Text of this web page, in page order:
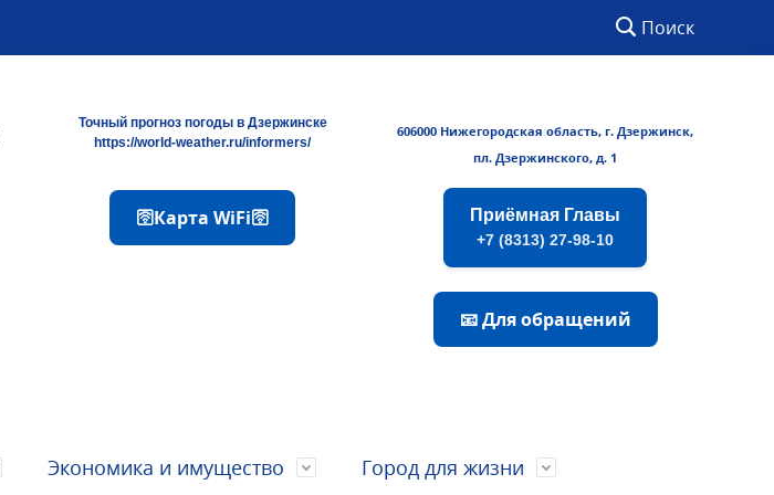
Поиск
Точный прогноз погоды в Дзержинске
https://world-weather.ru/informers/
🛜Карта WiFi🛜
606000 Нижегородская область, г. Дзержинск,
пл. Дзержинского, д. 1
Приёмная Главы
+7 (8313) 27-98-10
📧 Для обращений
Экономика и имущество Город для жизни